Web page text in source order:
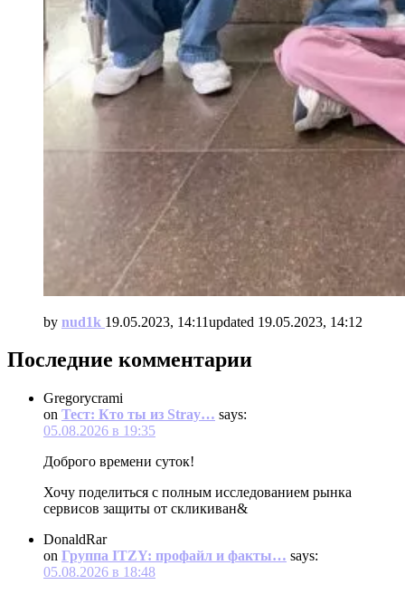
by nud1k 19.05.2023, 14:11updated 19.05.2023, 14:12
Последние комментарии
Gregorycrami
on Тест: Кто ты из Stray… says:
05.08.2026 в 19:35
Доброго времени суток!
Хочу поделиться с полным исследованием рынка
сервисов защиты от скликиван&
DonaldRar
on Группа ITZY: профайл и факты… says:
05.08.2026 в 18:48